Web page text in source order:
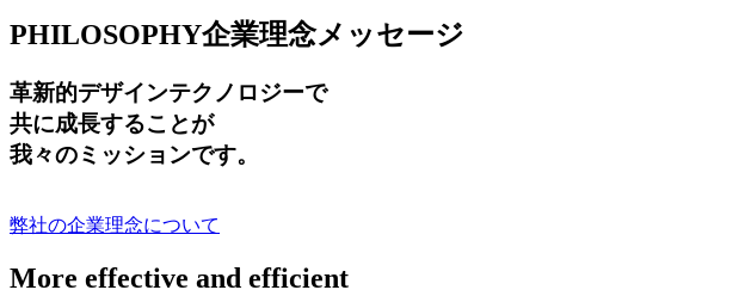
PHILOSOPHY企業理念メッセージ
革新的デザインテクノロジーで
共に成長することが
我々のミッションです。
弊社の企業理念について
More effective and efficient